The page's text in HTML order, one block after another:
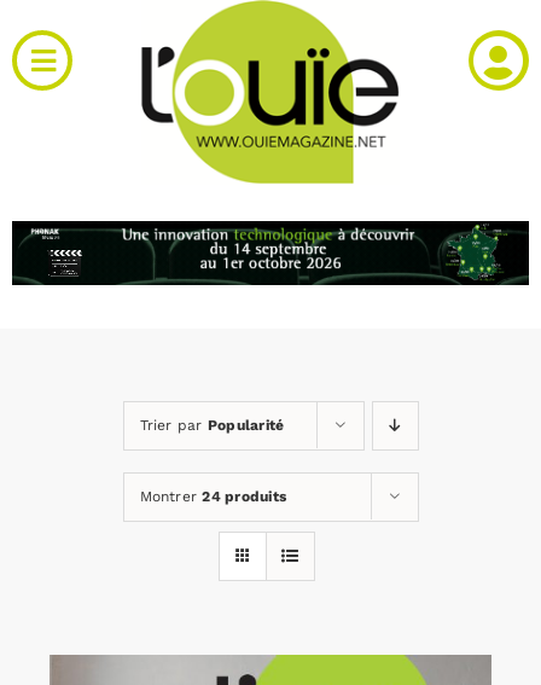
au
contenu
Toggle
Navigation
RH et emploi
Trier par Popularité
Montrer24 produits